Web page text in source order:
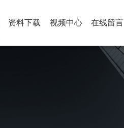
资料下载 视频中心 在线留言